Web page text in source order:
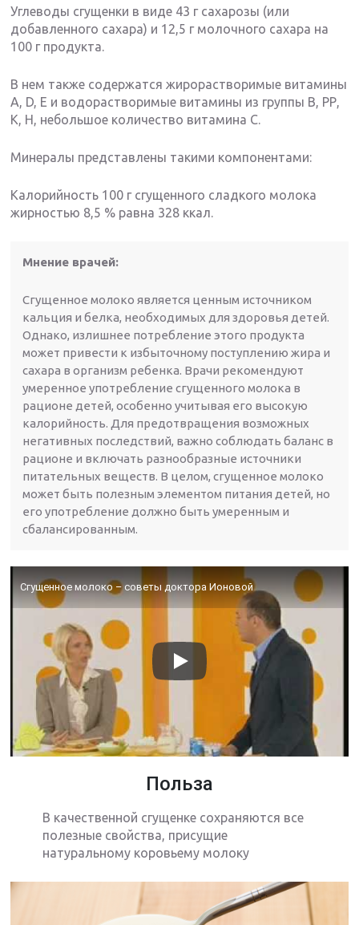
Углеводы сгущенки в виде 43 г сахарозы (или
добавленного сахара) и 12,5 г молочного сахара на
100 г продукта.
В нем также содержатся жирорастворимые витамины
А, D, Е и водорастворимые витамины из группы В, РР,
К, Н, небольшое количество витамина С.
Минералы представлены такими компонентами:
Калорийность 100 г сгущенного сладкого молока
жирностью 8,5 % равна 328 ккал.
Мнение врачей:
Сгущенное молоко является ценным источником
кальция и белка, необходимых для здоровья детей.
Однако, излишнее потребление этого продукта
может привести к избыточному поступлению жира и
сахара в организм ребенка. Врачи рекомендуют
умеренное употребление сгущенного молока в
рационе детей, особенно учитывая его высокую
калорийность. Для предотвращения возможных
негативных последствий, важно соблюдать баланс в
рационе и включать разнообразные источники
питательных веществ. В целом, сгущенное молоко
может быть полезным элементом питания детей, но
его употребление должно быть умеренным и
сбалансированным.
Сгущенное молоко – советы доктора Ионовой
Польза
В качественной сгущенке сохраняются все
полезные свойства, присущие
натуральному коровьему молоку